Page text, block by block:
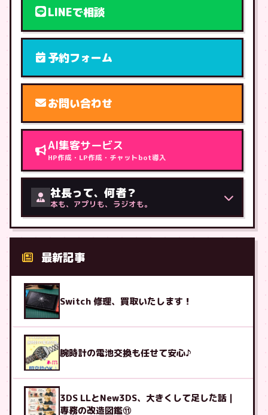
LINEで相談
予約フォーム
お問い合わせ
AI集客サービス
HP作成・LP作成・チャットbot導入
社長って、何者？
本も、アプリも、ラジオも。
最新記事
Switch 修理、買取いたします！
腕時計の電池交換も任せて安心♪
3DS LLとNew3DS、大きくして足した話｜
専務の改造図鑑⑪